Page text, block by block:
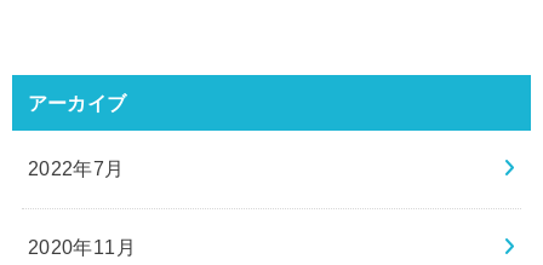
アーカイブ
2022年7月
2020年11月